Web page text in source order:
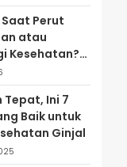
Perut
atau
Kesehatan?
Ahli
Tepat, Ini 7
Baik untuk
Ginjal